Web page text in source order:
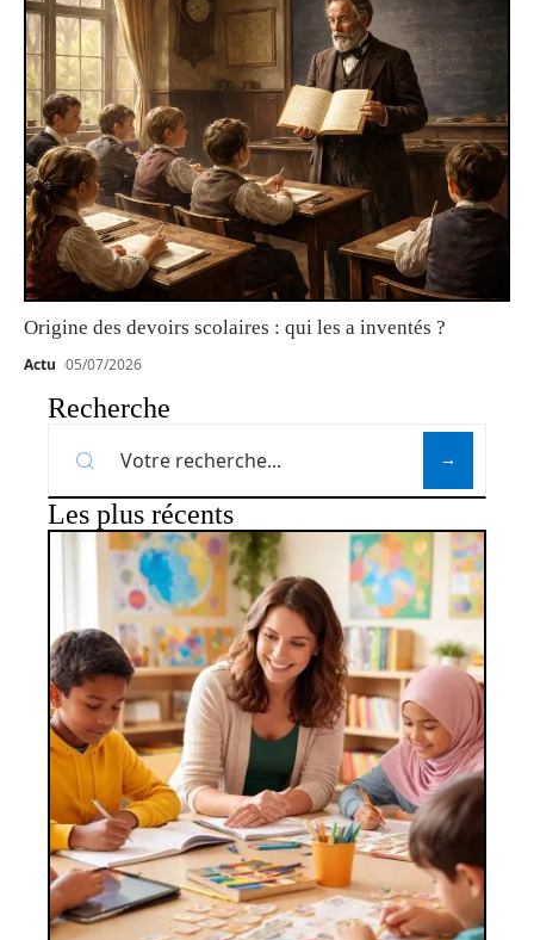
Origine des devoirs scolaires : qui les a inventés ?
Actu 05/07/2026
Recherche
Les plus récents